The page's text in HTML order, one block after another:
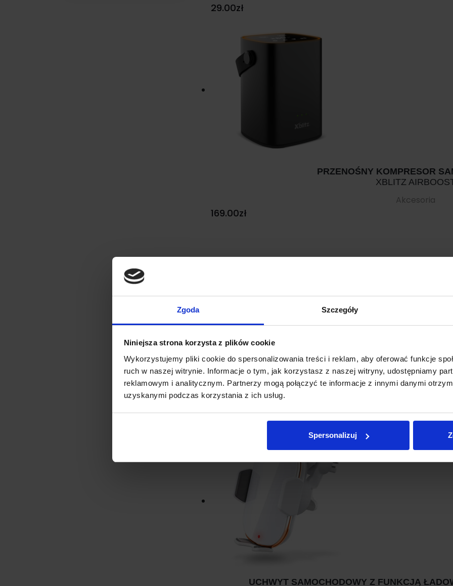
Zgoda Szczegóły
Niniejsza strona korzysta z plików cookie
Wykorzystujemy pliki cookie do spersonalizowania treści i reklam, aby oferować funkcje
ruch w naszej witrynie. Informacje o tym, jak korzystasz z naszej witryny, udostępniamy
reklamowym i analitycznym. Partnerzy mogą połączyć te informacje z innymi danymi
uzyskanymi podczas korzystania z ich usług.
Spersonalizuj
29.00zł
PRZENOŚNY KOMPRESOR
XBLITZ
Akcesoria
169.00zł
Promocja!
ZASILACZ KAMER
XBLITZ R6
Pierwotna
wynosiła:
89.00zł.
59.00złAktualna
59.00zł.
UCHWYT SAMOCHODOWY Z FUNKCJĄ